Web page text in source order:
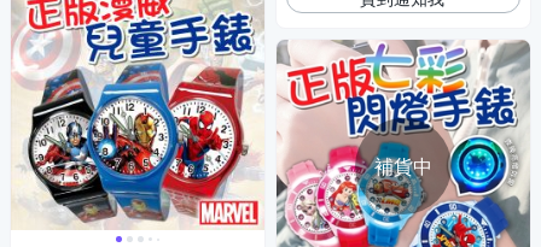
補貨中